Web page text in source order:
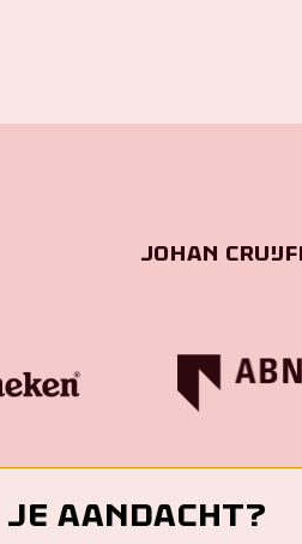
Johan
je aandacht?